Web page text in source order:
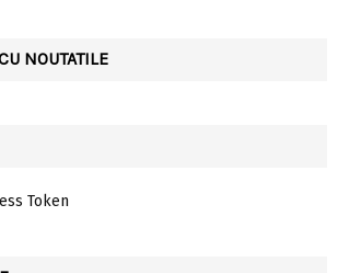
NOUTATILE
Token